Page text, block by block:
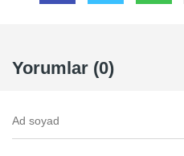
Yorumlar (0)